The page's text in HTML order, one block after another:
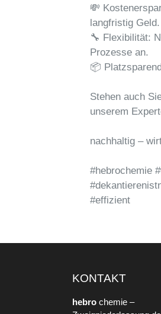
💸
langfristig Geld.
🔧 Flexibilität:
Prozesse an.
📦
Stehen auch
unserem
nachhaltig –
#hebrochemie
#effizient
KONTAKT
hebro chemie –